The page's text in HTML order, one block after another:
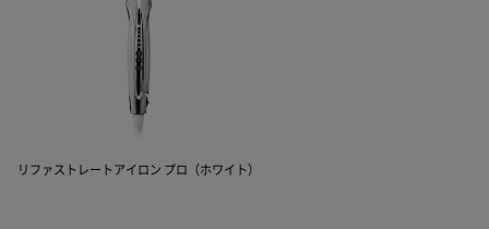
リファストレートアイロン プロ（ホワイト）